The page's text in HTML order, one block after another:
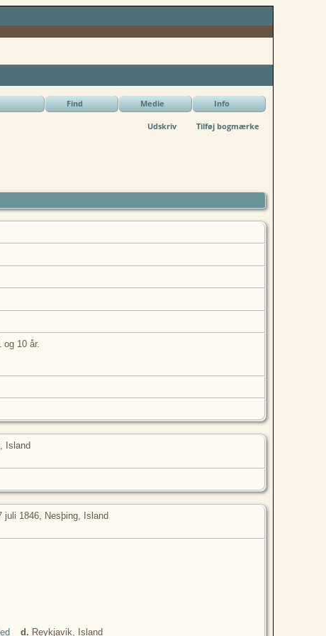
Find Medie Info
Udskriv Tilføj bogmærke
10 år.
Island
juli 1846, Nesþing, Island
d. Reykjavik, Island